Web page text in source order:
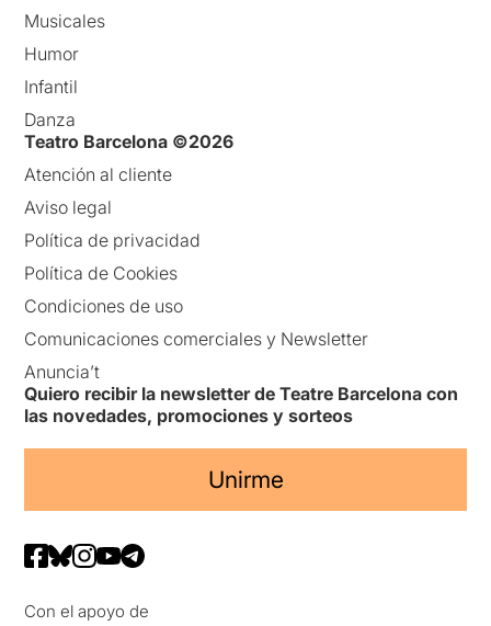
Musicales
Humor
Infantil
Danza
Teatro Barcelona ©2026
Atención al cliente
Aviso legal
Política de privacidad
Política de Cookies
Condiciones de uso
Comunicaciones comerciales y Newsletter
Anuncia’t
Quiero recibir la newsletter de Teatre Barcelona con
las novedades, promociones y sorteos
Unirme
Con el apoyo de